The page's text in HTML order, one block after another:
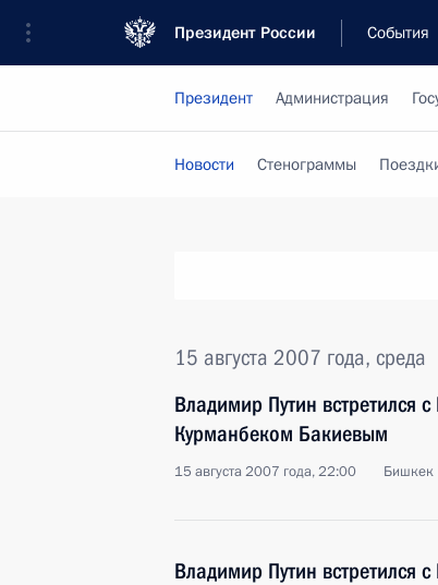
Президент России События
Президент Администрация
Новости Стенограммы
15 августа 2007 года, среда
Владимир Путин встретился
Курманбеком Бакиевым
15 августа 2007 года, 22:00 Бишкек
Владимир Путин встретился